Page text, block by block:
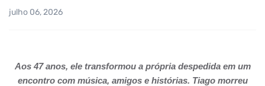
julho 06, 2026
Aos 47 anos, ele transformou a própria despedida em um
encontro com música, amigos e histórias. Tiago morreu